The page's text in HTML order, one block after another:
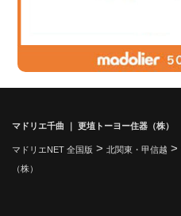
マドリエ千曲 ｜ 更埴トーヨー住器（株）
マドリエNET 全国版 > 北関東・甲信越 >
（株）